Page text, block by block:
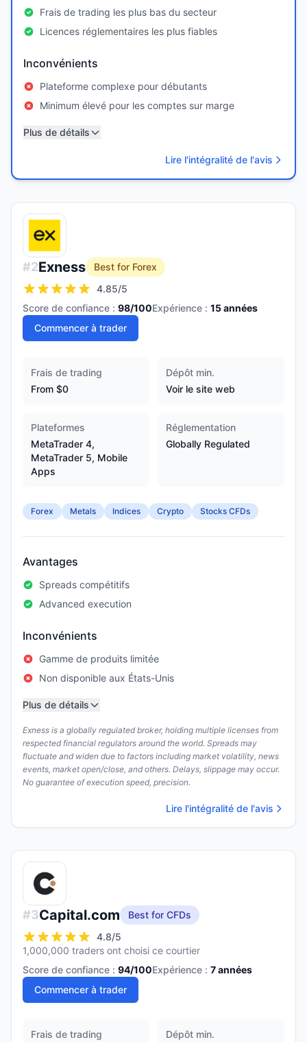
Frais de trading les plus bas du secteur
Licences réglementaires les plus fiables
Inconvénients
Plateforme complexe pour débutants
Minimum élevé pour les comptes sur marge
Plus de détails
Lire l'intégralité de l'avis
#2Exness
Best for Forex
4.85/5
Score de confiance : 98/100Expérience : 15années
Commencer à trader
Frais de trading
From $0
Dépôt min.
Voir le site web
Plateformes
MetaTrader 4,
MetaTrader 5, Mobile
Apps
Réglementation
Globally Regulated
Forex Metals Indices Crypto Stocks CFDs
Avantages
Spreads compétitifs
Advanced execution
Inconvénients
Gamme de produits limitée
Non disponible aux États-Unis
Plus de détails
Exness is a globally regulated broker, holding multiple licenses from
respected financial regulators around the world. Spreads may
fluctuate and widen due to factors including market volatility, news
events, market open/close, and others. Delays, slippage may occur.
No guarantee of execution speed, precision.
Lire l'intégralité de l'avis
#3Capital.com
Best for CFDs
4.8/5
1,000,000 traders ont choisi ce courtier
Score de confiance : 94/100Expérience : 7années
Commencer à trader
Frais de trading Dépôt min.